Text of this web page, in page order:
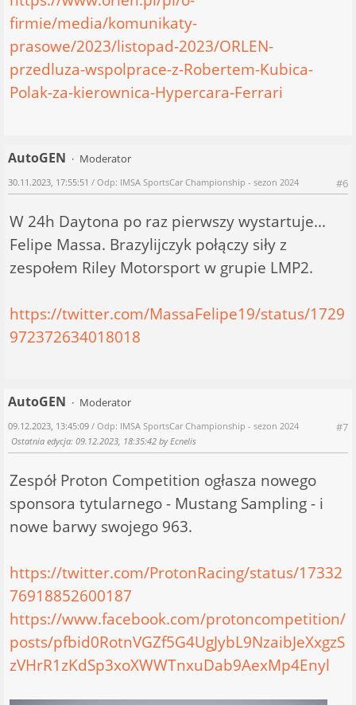
firmie/media/komunikaty-
prasowe/2023/listopad-2023/ORLEN-
przedluza-wspolprace-z-Robertem-Kubica-
Polak-za-kierownica-Hypercara-Ferrari
AutoGEN
Moderator
#6
30.11.2023, 17:55:51 / Odp: IMSA SportsCar Championship - sezon 2024
W 24h Daytona po raz pierwszy wystartuje...
Felipe Massa. Brazylijczyk połączy siły z
zespołem Riley Motorsport w grupie LMP2.
https://twitter.com/MassaFelipe19/status/1729
972372634018018
AutoGEN
Moderator
#7
09.12.2023, 13:45:09 / Odp: IMSA SportsCar Championship - sezon 2024
Ostatnia edycja: 09.12.2023, 18:35:42 by Ecnelis
Zespół Proton Competition ogłasza nowego
sponsora tytularnego - Mustang Sampling - i
nowe barwy swojego 963.
https://twitter.com/ProtonRacing/status/17332
76918852600187
https://www.facebook.com/protoncompetition/
posts/pfbid0RotnVGZf5G4UgJybL9NzaibJeXxgzS
zVHrR1zKdSp3xoXWWTnxuDab9AexMp4Enyl